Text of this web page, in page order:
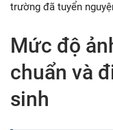
trường đã tuyển
Mức độ
chuẩn và
sinh